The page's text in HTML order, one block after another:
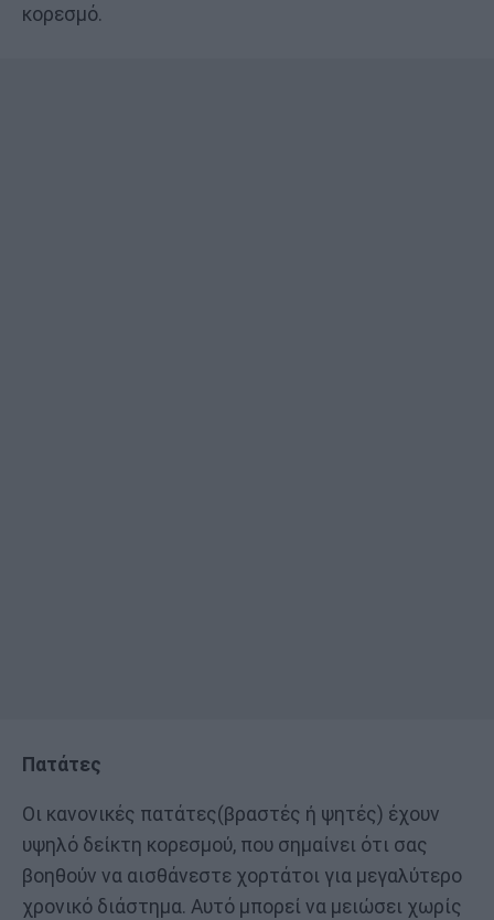
κορεσμό.
Πατάτες
Οι κανονικές πατάτες(βραστές ή ψητές) έχουν
υψηλό δείκτη κορεσμού, που σημαίνει ότι σας
βοηθούν να αισθάνεστε χορτάτοι για μεγαλύτερο
χρονικό διάστημα. Αυτό μπορεί να μειώσει χωρίς